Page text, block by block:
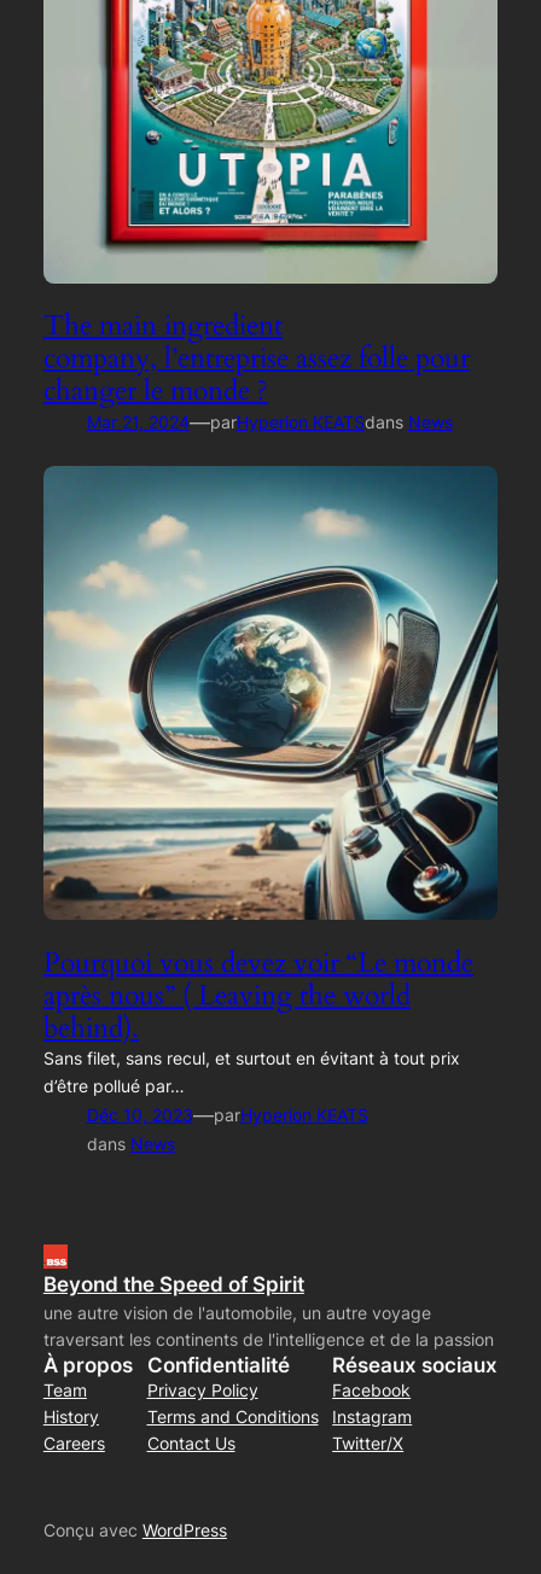
The main ingredient
company, l’entreprise assez folle pour
changer le monde ?
Mar 21, 2024—parHyperion KEATSdans News
Pourquoi vous devez voir “Le monde
après nous” ( Leaving the world
behind).
Sans filet, sans recul, et surtout en évitant à tout prix
d’être pollué par…
Déc 10, 2023—parHyperion KEATS
dans News
Beyond the Speed of Spirit
une autre vision de l'automobile, un autre voyage
traversant les continents de l'intelligence et de la passion
À propos
Team
History
Careers
Confidentialité
Privacy Policy
Terms and Conditions
Contact Us
Réseaux sociaux
Facebook
Instagram
Twitter/X
Conçu avec WordPress